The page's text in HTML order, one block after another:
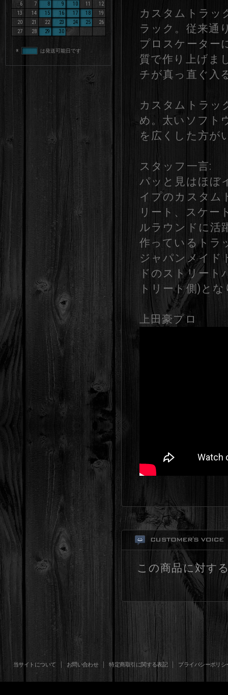
6
7 8 9 10 11
12
13
14 15 16 17 18
19
20
21 22 23 24 25
26
27
28 29 30
※ は発送可能日です
カスタムトラッ
ラック。従来通
プロスケーター
質で作り上げま
チが真っ直ぐ入
カスタムトラッ
め。太いソフト
を広くした方が
スタッフ一言:
パッと見はほぼ
イプのカスタム
リート、スケー
ルラウンドに活
作っているトラ
ジャパンメイド
ドのストリート
トリート側)と
上田豪プロ
この商品に対す
当サイトについて お問い合わせ 特定商取引に関する表記 プライバシーポリシ